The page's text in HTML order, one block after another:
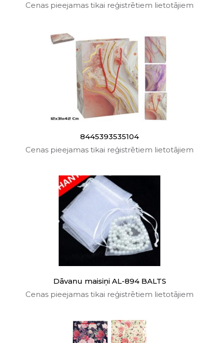
Cenas pieejamas tikai reģistrētiem lietotājiem
8445393535104
Cenas pieejamas tikai reģistrētiem lietotājiem
Dāvanu maisiņi AL-894 BALTS
Cenas pieejamas tikai reģistrētiem lietotājiem